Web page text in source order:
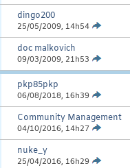
dingo200
25/05/2009, 14h54
doc malkovich
09/03/2009, 21h53
pkp85pkp
06/08/2018, 16h39
Community Management
04/10/2016, 14h27
nuke_y
25/04/2016, 16h29